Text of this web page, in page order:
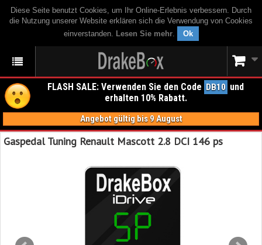
Diese Seite benutzt Cookies, um Ihr Online-Erlebnis verbessern. Durch
die Nutzung unserer Website erklären sich die Verwendung von Cookies
einverstanden. Lesen Sie mehr. Ok
FLASH SALE: Verwenden Sie den Code DB10 und
erhalten 10% Rabatt.
Angebot gültig bis 9 August
Gaspedal Tuning Renault Mascott 2.8 DCI 146 ps